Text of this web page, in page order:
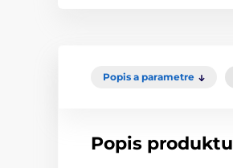
Popis a parametre
Popis produktu